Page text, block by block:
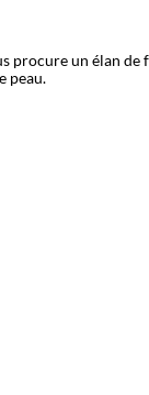
procure un élan
peau.